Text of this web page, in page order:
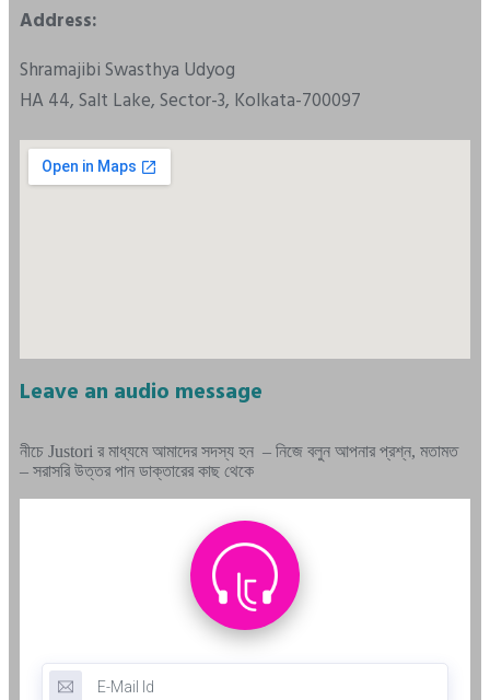
Address:
Shramajibi Swasthya Udyog
HA 44, Salt Lake, Sector-3, Kolkata-700097
Leave an audio message
নীচে Justori র মাধ্যমে আমাদের সদস্য হন – নিজে বলুন আপনার প্রশ্ন, মতামত
– সরাসরি উত্তর পান ডাক্তারের কাছ থেকে